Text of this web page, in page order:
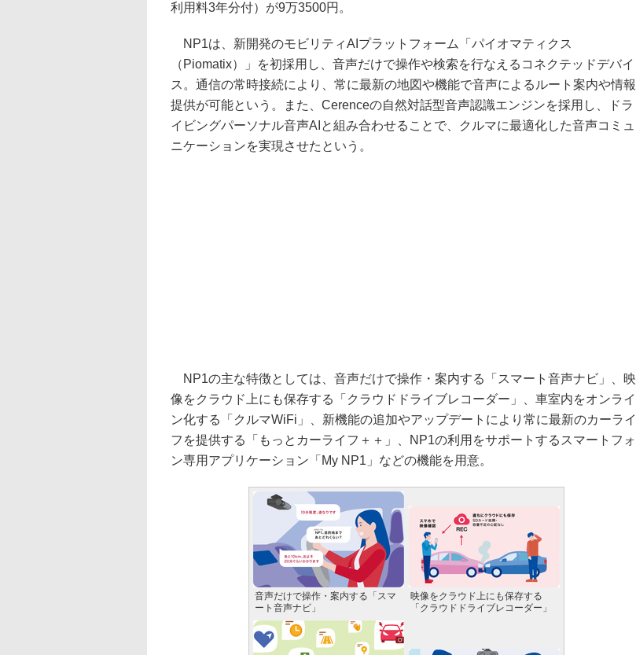
利用料3年分付）が9万3500円。
NP1は、新開発のモビリティAIプラットフォーム「パイオマティクス
（Piomatix）」を初採用し、音声だけで操作や検索を行なえるコネクテッドデバイ
ス。通信の常時接続により、常に最新の地図や機能で音声によるルート案内や情報
提供が可能という。また、Cerenceの自然対話型音声認識エンジンを採用し、ドラ
イビングパーソナル音声AIと組み合わせることで、クルマに最適化した音声コミュ
ニケーションを実現させたという。
NP1の主な特徴としては、音声だけで操作・案内する「スマート音声ナビ」、映
像をクラウド上にも保存する「クラウドドライブレコーダー」、車室内をオンライ
ン化する「クルマWiFi」、新機能の追加やアップデートにより常に最新のカーライ
フを提供する「もっとカーライフ＋＋」、NP1の利用をサポートするスマートフォ
ン専用アプリケーション「My NP1」などの機能を用意。
音声だけで操作・案内する「スマ
ート音声ナビ」
映像をクラウド上にも保存する
「クラウドドライブレコーダー」